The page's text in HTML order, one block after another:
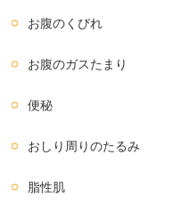
お腹のくびれ
お腹のガスたまり
便秘
おしり周りのたるみ
脂性肌